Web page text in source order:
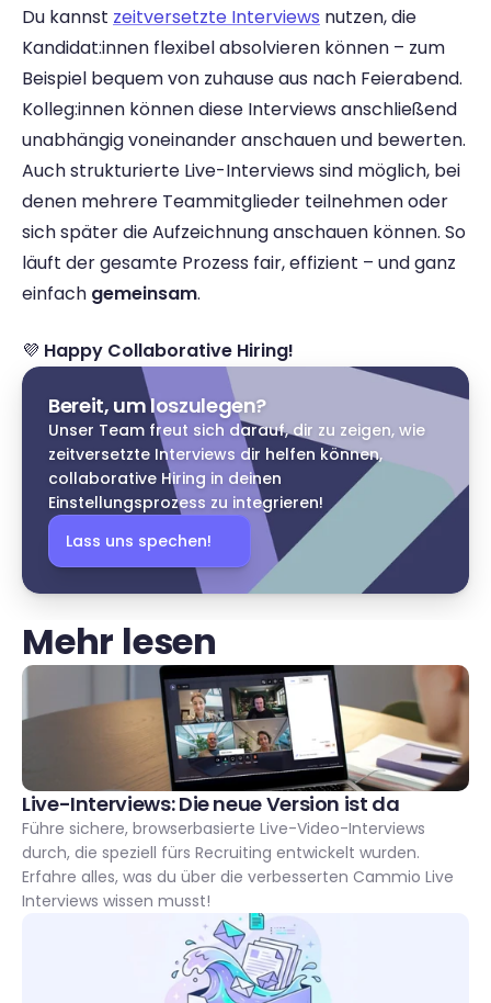
Du kannst zeitversetzte Interviews nutzen, die
Kandidat:innen flexibel absolvieren können – zum
Beispiel bequem von zuhause aus nach Feierabend.
Kolleg:innen können diese Interviews anschließend
unabhängig voneinander anschauen und bewerten.
Auch strukturierte Live-Interviews sind möglich, bei
denen mehrere Teammitglieder teilnehmen oder
sich später die Aufzeichnung anschauen können. So
läuft der gesamte Prozess fair, effizient – und ganz
einfach gemeinsam.
💜 Happy Collaborative Hiring!
Bereit, um loszulegen?
Unser Team freut sich darauf, dir zu zeigen, wie
zeitversetzte Interviews dir helfen können,
collaborative Hiring in deinen
Einstellungsprozess zu integrieren!
Lass uns spechen!
Mehr lesen
Live-Interviews: Die neue Version ist da
Führe sichere, browserbasierte Live-Video-Interviews
durch, die speziell fürs Recruiting entwickelt wurden.
Erfahre alles, was du über die verbesserten Cammio Live
Interviews wissen musst!